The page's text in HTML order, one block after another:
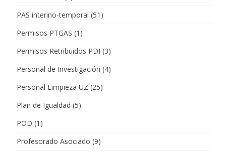
PAS interino-temporal (51)
Permisos PTGAS (1)
Permisos Retribuidos PDI (3)
Personal de Investigación (4)
Personal Limpieza UZ (25)
Plan de Igualdad (5)
POD (1)
Profesorado Asociado (9)